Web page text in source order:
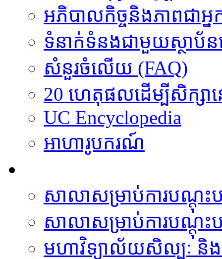
អភិបាលកិច្ចនិងភាពជាអ្
ទំនាក់ទំនងជាមួយស្ថាប័ន
សំនួរចំលើយ (FAQ)
20 ហេតុផលដើម្បីសិក្ស
UC Encyclopedia
អាហារូបករណ៍
សាលាសម្រាប់ការបណ្តុះ
សាលាសម្រាប់ការបណ្តុះ
មហាវិទ្យាល័យសិល្បៈ និ